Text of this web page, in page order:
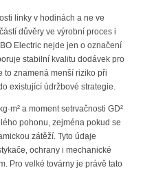
linky v hodinách a ne ve
důvěry ve výrobní proces i
Electric nejde jen o označení
stabilní kvalitu dodávek pro
to znamená menší riziko při
existující údržbové strategie.
a moment setrvačnosti GD²
pohonu, zejména pokud se
zátěží. Tyto údaje
ochrany i mechanické
Pro velké továrny je právě tato